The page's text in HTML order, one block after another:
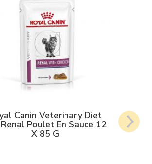
Canin Veterinary Diet
Poulet En Sauce 12
X 85 G